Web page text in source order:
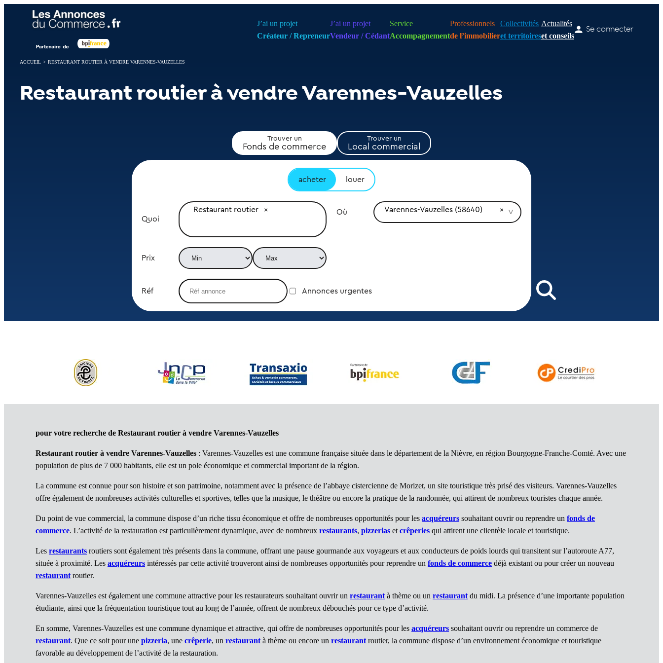
J’ai un projet
Créateur / Repreneur
J’ai un projet
Vendeur / Cédant
Service
Accompagnement
Professionnels
de l’immobilier
Collectivités
et territoires
Actualités
et conseils
Se connecter
ACCUEIL > RESTAURANT ROUTIER À VENDRE VARENNES-VAUZELLES
Restaurant routier à vendre Varennes-Vauzelles
Trouver un
Fonds de commerce
Trouver un
Local commercial
acheter louer
Quoi
Restaurant routier Où Varennes-Vauzelles (58640)
Prix
Réf Annonces urgentes
pour votre recherche de Restaurant routier à vendre Varennes-Vauzelles
Restaurant routier à vendre Varennes-Vauzelles : Varennes-Vauzelles est une commune française située dans le département de la Nièvre, en région Bourgogne-Franche-Comté. Avec une
population de plus de 7 000 habitants, elle est un pole économique et commercial important de la région.
La commune est connue pour son histoire et son patrimoine, notamment avec la présence de l’abbaye cistercienne de Morizet, un site touristique très prisé des visiteurs. Varennes-Vauzelles
offre également de nombreuses activités culturelles et sportives, telles que la musique, le théâtre ou encore la pratique de la randonnée, qui attirent de nombreux touristes chaque année.
Du point de vue commercial, la commune dispose d’un riche tissu économique et offre de nombreuses opportunités pour les acquéreurs souhaitant ouvrir ou reprendre un fonds de
commerce. L’activité de la restauration est particulièrement dynamique, avec de nombreux restaurants, pizzerias et crêperies qui attirent une clientèle locale et touristique.
Les restaurants routiers sont également très présents dans la commune, offrant une pause gourmande aux voyageurs et aux conducteurs de poids lourds qui transitent sur l’autoroute A77,
située à proximité. Les acquéreurs intéressés par cette activité trouveront ainsi de nombreuses opportunités pour reprendre un fonds de commerce déjà existant ou pour créer un nouveau
restaurant routier.
Varennes-Vauzelles est également une commune attractive pour les restaurateurs souhaitant ouvrir un restaurant à thème ou un restaurant du midi. La présence d’une importante population
étudiante, ainsi que la fréquentation touristique tout au long de l’année, offrent de nombreux débouchés pour ce type d’activité.
En somme, Varennes-Vauzelles est une commune dynamique et attractive, qui offre de nombreuses opportunités pour les acquéreurs souhaitant ouvrir ou reprendre un commerce de
restaurant. Que ce soit pour une pizzeria, une crêperie, un restaurant à thème ou encore un restaurant routier, la commune dispose d’un environnement économique et touristique
favorable au développement de l’activité de la restauration.
Panneau de gestion des cookies